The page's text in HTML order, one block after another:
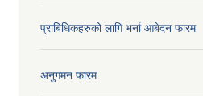
प्राबिधिकहरुको लागि भर्ना आबेदन फारम
अनुगमन फारम